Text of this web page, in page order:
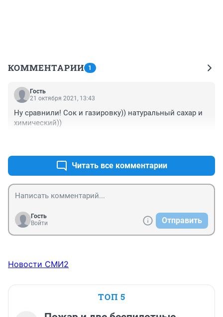
КОММЕНТАРИИ 1
Гость
21 октября 2021, 13:43
Ну сравнили! Сок и газировку)) натуральный сахар и
химический))
Читать все комментарии
Гость
Войти
Отправить
Новости СМИ2
ТОП 5